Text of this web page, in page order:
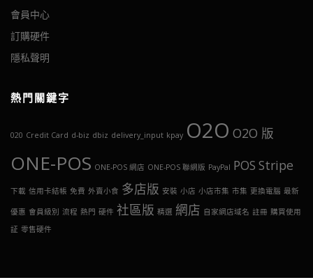
會員中心
訂購硬件
隱私聲明
熱門關鍵字
020 Credit Card d-biz dbiz delivery_input kpay O2O O2O 版
ONE-POS ONE-POS 網店 ONE-POS 聯網版 PayPal POS Stripe
下載 信用卡結帳 免費 外賣小食 多店版 安裝 小店 小店市集 市集 更換電腦 最新
優惠 會員級別 流程 熱門 硬件 社區版 精選 網店 自家網店域名 註冊 購買使用
証 零售硬件